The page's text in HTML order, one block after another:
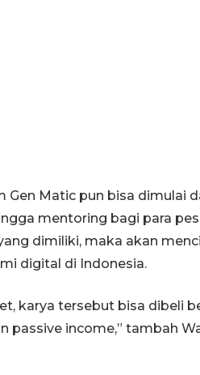
Gen Matic pun bisa dimulai
mentoring bagi para
dimiliki, maka akan
digital di Indonesia.
karya tersebut bisa dibeli
passive income,” tambah